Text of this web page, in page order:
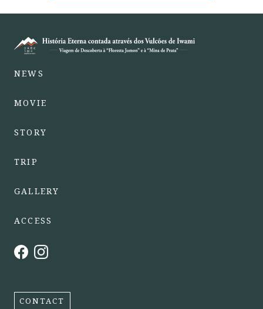
NEWS
MOVIE
STORY
TRIP
GALLERY
ACCESS
CONTACT